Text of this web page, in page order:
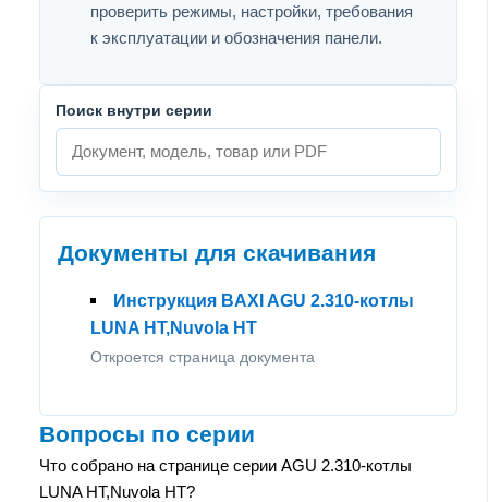
проверить режимы, настройки, требования
к эксплуатации и обозначения панели.
Поиск внутри серии
Документы для скачивания
Инструкция BAXI AGU 2.310-котлы
LUNA HT,Nuvola HT
Откроется страница документа
Вопросы по серии
Что собрано на странице серии AGU 2.310-котлы
LUNA HT,Nuvola HT?